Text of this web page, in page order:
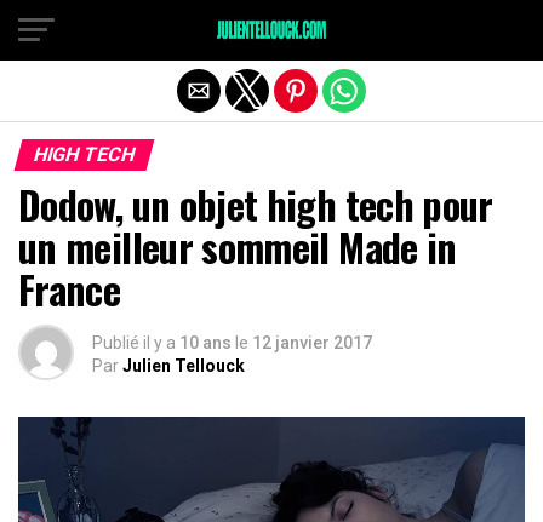
HIGH TECH
Dodow, un objet high tech pour
un meilleur sommeil Made in
France
Publié il y a 10 ans le 12 janvier 2017
ParJulien Tellouck